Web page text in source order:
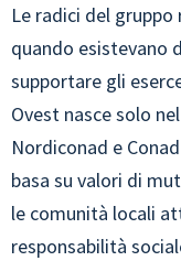
Le radici del
quando esistevano
supportare gli
Ovest nasce solo
Nordiconad e
basa su valori di
le comunità locali
responsabilità